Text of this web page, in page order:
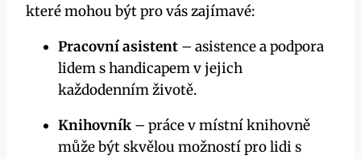
které mohou být pro vás zajímavé:
Pracovní asistent – asistence a podpora
lidem s handicapem v jejich
každodenním životě.
Knihovník – práce v místní knihovně
může být skvělou možností pro lidi s